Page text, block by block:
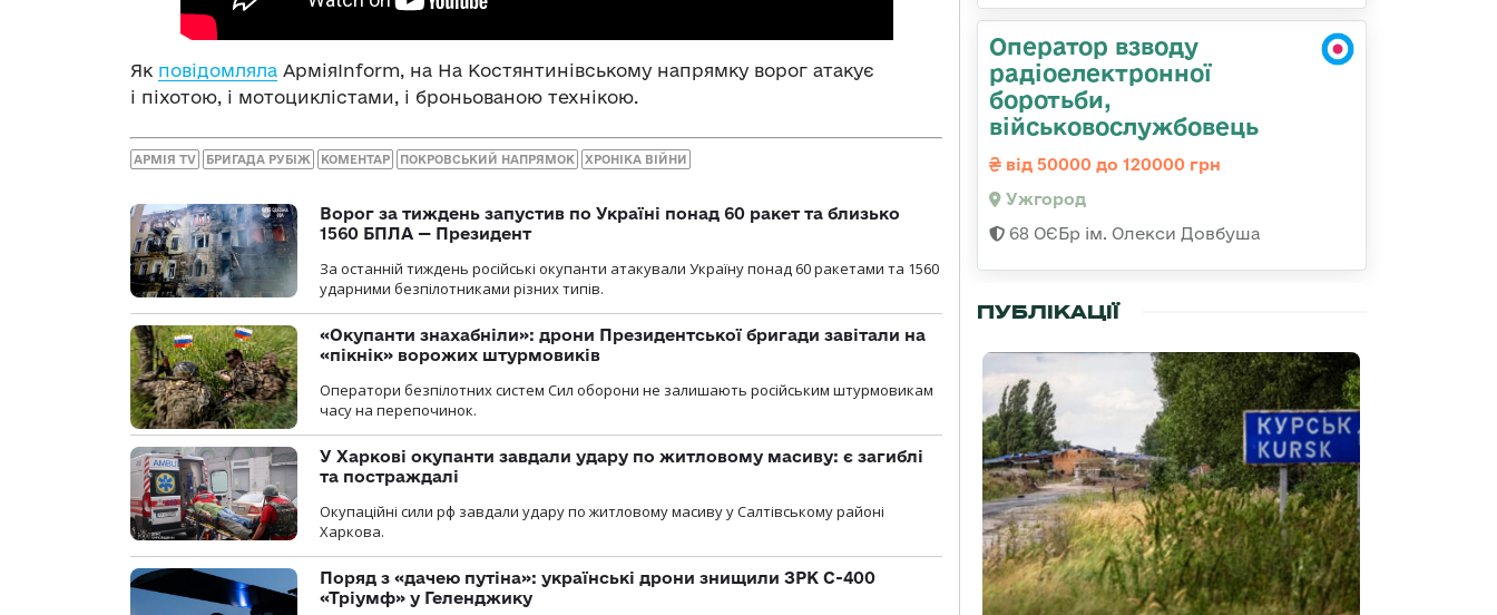
Як повідомляла АрміяInform, на На Костянтинівському напрямку ворог атакує
і піхотою, і мотоциклістами, і броньованою технікою.
АРМІЯ TV БРИГАДА РУБІЖ КОМЕНТАР ПОКРОВСЬКИЙ НАПРЯМОК ХРОНІКА ВІЙНИ
Ворог за тиждень запустив по Україні понад 60 ракет та близько
1560 БПЛА — Президент
За останній тиждень російські окупанти атакували Україну понад 60 ракетами та 1560
ударними безпілотниками різних типів.
«Окупанти знахабніли»: дрони Президентської бригади завітали на
«пікнік» ворожих штурмовиків
Оператори безпілотних систем Сил оборони не залишають російським штурмовикам
часу на перепочинок.
У Харкові окупанти завдали удару по житловому масиву: є загиблі
та постраждалі
Окупаційні сили рф завдали удару по житловому масиву у Салтівському районі
Харкова.
Поряд з «дачею путіна»: українські дрони знищили ЗРК С-400
«Тріумф» у Геленджику
Оператор взводу
радіоелектронної
боротьби,
військовослужбовець
від 50000 до 120000 грн
Ужгород
68 ОЄБр ім. Олекси Довбуша
ПУБЛІКАЦІЇ